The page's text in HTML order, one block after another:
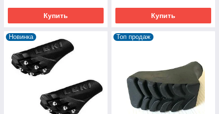
Купить Купить
Новинка Топ продаж